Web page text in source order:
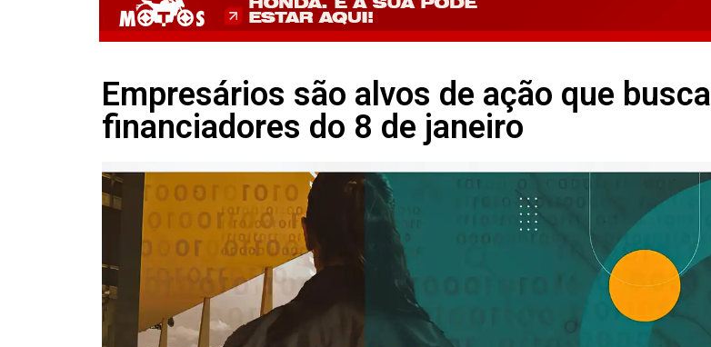
Empresários são alvos de ação que busca
financiadores do 8 de janeiro